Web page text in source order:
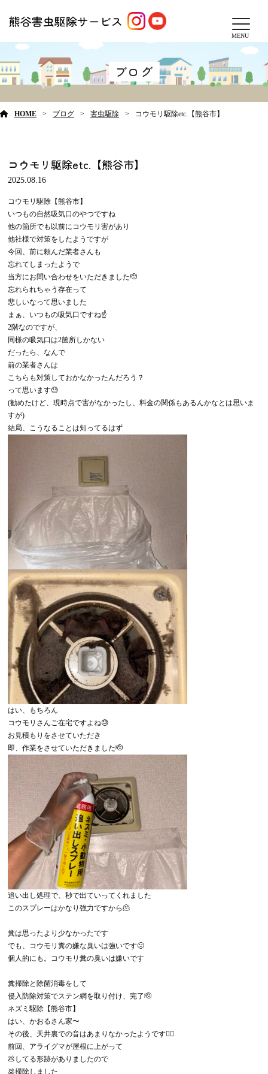
MENU
ブログ
HOME ブログ 害虫駆除 コウモリ駆除etc.【熊谷市】
コウモリ駆除etc.【熊谷市】
2025.08.16
コウモリ駆除【熊谷市】
いつもの自然吸気口のやつですね
他の箇所でも以前にコウモリ害があり
他社様で対策をしたようですが
今回、前に頼んだ業者さんも
忘れてしまったようで
当方にお問い合わせをいただきました🫡
忘れられちゃう存在って
悲しいなって思いました
まぁ、いつもの吸気口ですね☝️
2階なのですが、
同様の吸気口は2箇所しかない
だったら、なんで
前の業者さんは
こちらも対策しておかなかったんだろう？
って思います😓
(勧めたけど、現時点で害がなかったし、料金の関係もあるんかなとは思いま
すが)
結局、こうなることは知ってるはず
はい、もちろん
コウモリさんご在宅ですよね😓
お見積もりをさせていただき
即、作業をさせていただきました🫡
追い出し処理で、秒で出ていってくれました
このスプレーはかなり強力ですから🫠
糞は思ったより少なかったです
でも、コウモリ糞の嫌な臭いは強いです🤢
個人的にも。コウモリ糞の臭いは嫌いです
糞掃除と除菌消毒をして
侵入防除対策でステン網を取り付け、完了🫡
ネズミ駆除【熊谷市】
はい、かおるさん家〜
その後、天井裏での音はあまりなかったようです😮‍💨
前回、アライグマが屋根に上がって
💩してる形跡がありましたので
💩掃除しました